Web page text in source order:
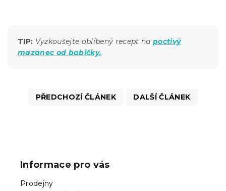
TIP: Vyzkoušejte oblíbený recept napoctivý
mazanec od babičky.
PŘEDCHOZÍ ČLÁNEK DALŠÍ ČLÁNEK
Informace pro vás
Prodejny